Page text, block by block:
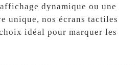
dynamique ou une
unique, nos écrans tactiles
idéal pour marquer les